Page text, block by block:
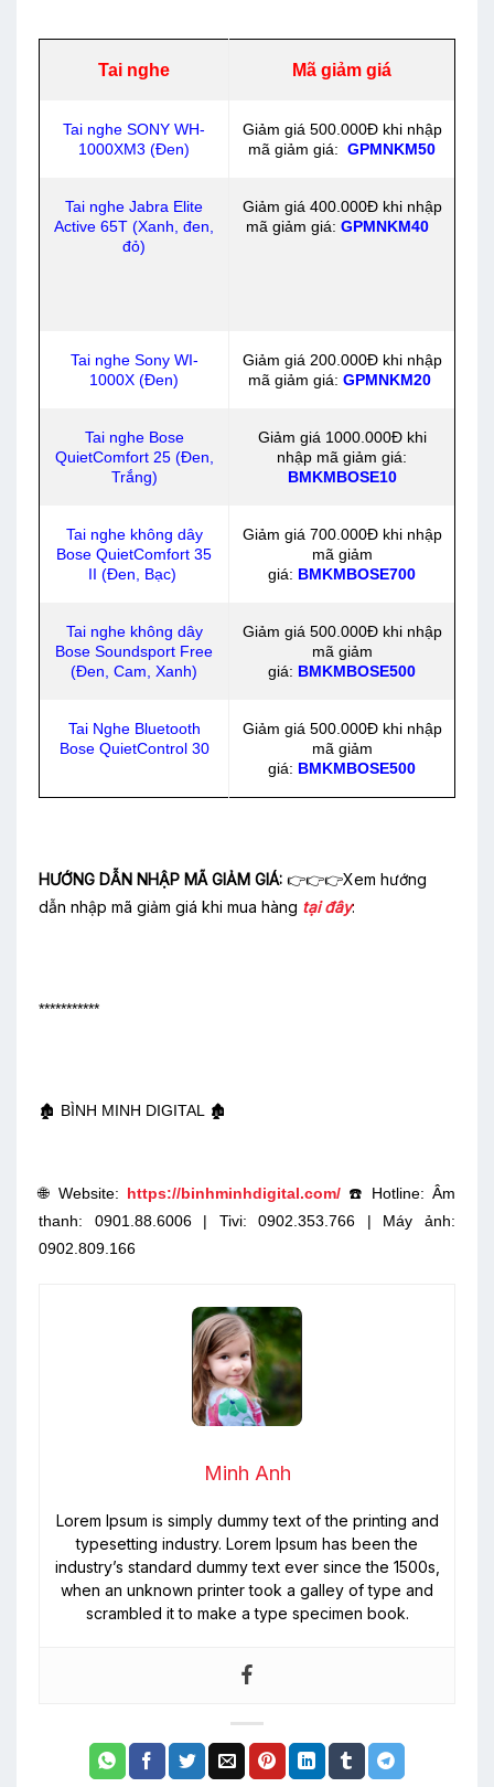
Tai nghe Mã giảm giá
Tai nghe SONY WH-
1000XM3 (Đen)
Giảm giá 500.000Đ khi nhập
mã giảm giá: GPMNKM50
Tai nghe Jabra Elite
Active 65T (Xanh, đen,
đỏ)
Giảm giá 400.000Đ khi nhập
mã giảm giá: GPMNKM40
Tai nghe Sony WI-
1000X (Đen)
Giảm giá 200.000Đ khi nhập
mã giảm giá: GPMNKM20
Tai nghe Bose
QuietComfort 25 (Đen,
Trắng)
Giảm giá 1000.000Đ khi
nhập mã giảm giá:
BMKMBOSE10
Tai nghe không dây
Bose QuietComfort 35
II (Đen, Bạc)
Giảm giá 700.000Đ khi nhập
mã giảm
giá: BMKMBOSE700
Tai nghe không dây
Bose Soundsport Free
(Đen, Cam, Xanh)
Giảm giá 500.000Đ khi nhập
mã giảm
giá: BMKMBOSE500
Tai Nghe Bluetooth
Bose QuietControl 30
Giảm giá 500.000Đ khi nhập
mã giảm
giá: BMKMBOSE500
HƯỚNG DẪN NHẬP MÃ GIẢM GIÁ: 👉👉👉Xem hướng
dẫn nhập mã giảm giá khi mua hàng tại đây:
***********
🏚️ BÌNH MINH DIGITAL 🏚️
🌐 Website: https://binhminhdigital.com/ ☎️ Hotline: Âm
thanh: 0901.88.6006 | Tivi: 0902.353.766 | Máy ảnh:
0902.809.166
Minh Anh
Lorem Ipsum is simply dummy text of the printing and
typesetting industry. Lorem Ipsum has been the
industry’s standard dummy text ever since the 1500s,
when an unknown printer took a galley of type and
scrambled it to make a type specimen book.